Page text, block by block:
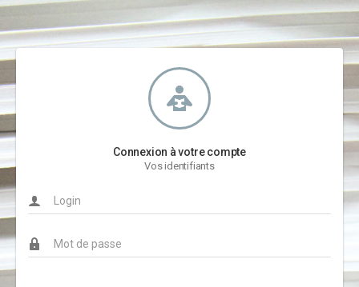
Connexion à votre compte
Vos identifiants